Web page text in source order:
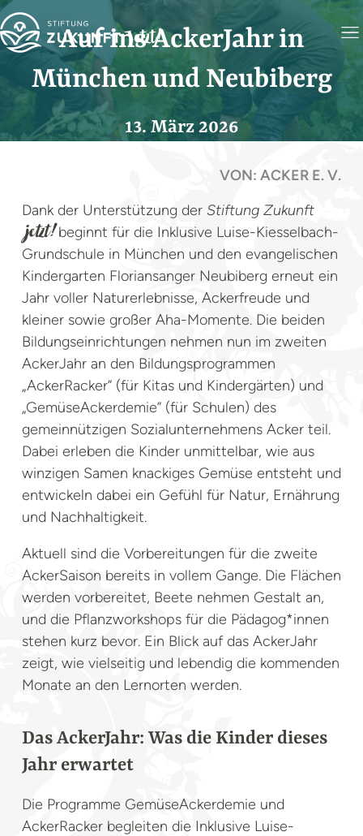
Auf ins AckerJahr in
München und Neubiberg
13. März 2026
VON: ACKER E. V.
Dank der Unterstützung der Stiftung Zukunft
jetzt!beginnt für die Inklusive Luise-Kiesselbach-
Grundschule in München und den evangelischen
Kindergarten Floriansanger Neubiberg erneut ein
Jahr voller Naturerlebnisse, Ackerfreude und
kleiner sowie großer Aha-Momente. Die beiden
Bildungseinrichtungen nehmen nun im zweiten
AckerJahr an den Bildungsprogrammen
„AckerRacker” (für Kitas und Kindergärten) und
„GemüseAckerdemie” (für Schulen) des
gemeinnützigen Sozialunternehmens Acker teil.
Dabei erleben die Kinder unmittelbar, wie aus
winzigen Samen knackiges Gemüse entsteht und
entwickeln dabei ein Gefühl für Natur, Ernährung
und Nachhaltigkeit.
Aktuell sind die Vorbereitungen für die zweite
AckerSaison bereits in vollem Gange. Die Flächen
werden vorbereitet, Beete nehmen Gestalt an,
und die Pflanzworkshops für die Pädagog*innen
stehen kurz bevor. Ein Blick auf das AckerJahr
zeigt, wie vielseitig und lebendig die kommenden
Monate an den Lernorten werden.
Das AckerJahr: Was die Kinder dieses
Jahr erwartet
Die Programme GemüseAckerdemie und
AckerRacker begleiten die Inklusive Luise-